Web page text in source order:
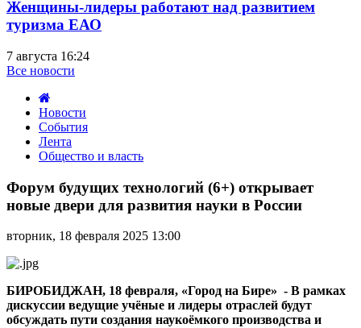
Женщины-лидеры работают над развитием
туризма ЕАО
7 августа 16:24
Все новости
Новости
События
Лента
Общество и власть
будущих
технологий
(6+)
новые
для
развития
науки
в
Форум будущих технологий (6+) открывает
новые двери для развития науки в России
вторник, 18 февраля 2025 13:00
БИРОБИДЖАН, 18 февраля, «Город на Бире» - В рамках
дискуссии ведущие учёные и лидеры отраслей будут
обсуждать пути создания наукоёмкого производства и